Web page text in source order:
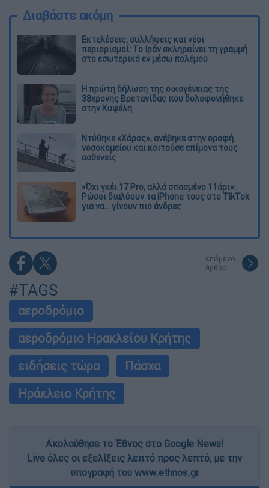
Διαβάστε ακόμη
Εκτελέσεις, συλλήψεις και νέοι
περιορισμοί: Το Ιράν σκληραίνει τη γραμμή
στο εσωτερικό εν μέσω πολέμου
Η πρώτη δήλωση της οικογένειας της
38χρονης Βρετανίδας που δολοφονήθηκε
στην Κυψέλη
Ντύθηκε «Χάρος», ανέβηκε στην οροφή
νοσοκομείου και κοιτούσε επίμονα τους
ασθενείς
«Όχι γκέι 17 Pro, αλλά σπασμένο 11άρι»:
Ρώσοι διαλύουν τα iPhone τους στο TikTok
για να... γίνουν πιο άνδρες
επόμενο
άρθρο
#TAGS
αεροδρόμιο
αεροδρόμιο Ηρακλείου Κρήτης
ειδήσεις τώρα
Πάσχα
Ηράκλειο Κρήτης
Ακολούθησε το Έθνος στο Google News!
Live όλες οι εξελίξεις λεπτό προς λεπτό, με την
υπογραφή του www.ethnos.gr